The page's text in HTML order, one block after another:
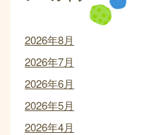
2026年8月
2026年7月
2026年6月
2026年5月
2026年4月